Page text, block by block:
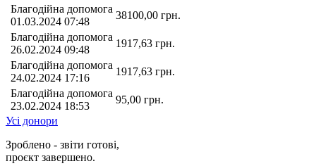
Благодійна допомога
01.03.2024 07:48
38100,00 грн.
Благодійна допомога
26.02.2024 09:48
1917,63 грн.
Благодійна допомога
24.02.2024 17:16
1917,63 грн.
Благодійна допомога
23.02.2024 18:53
95,00 грн.
Усі донори
Зроблено - звіти готові,
проєкт завершено.